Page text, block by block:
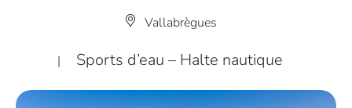
Vallabrègues
| Sports d’eau – Halte nautique